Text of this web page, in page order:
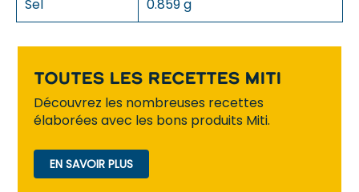
Sel
0.859 g
Toutes les recettes Miti
Découvrez les nombreuses recettes
élaborées avec les bons produits Miti.
EN SAVOIR PLUS